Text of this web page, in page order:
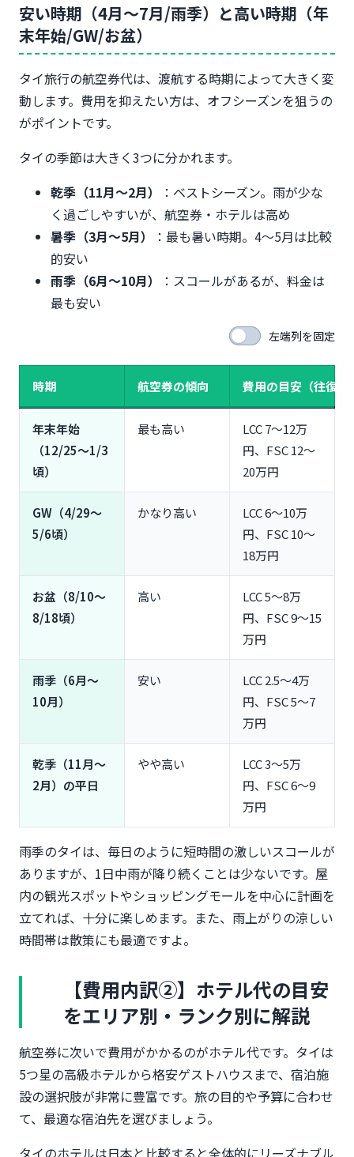
安い時期（4月〜7月/雨季）と高い時期（年
末年始/GW/お盆）
タイ旅行の航空券代は、渡航する時期によって大きく変
動します。費用を抑えたい方は、オフシーズンを狙うの
がポイントです。
タイの季節は大きく3つに分かれます。
乾季（11月〜2月）
：ベストシーズン。雨が少な
く過ごしやすいが、航空券・ホテルは高め
暑季（3月〜5月）
：最も暑い時期。4〜5月は比較
的安い
雨季（6月〜10月）
：スコールがあるが、料金は
最も安い
左端列を固定
時期 航空券の傾向 費用の目安（往復）
年末年始
（12/25〜1/3
頃）
最も高い
LCC 7〜12万
円、FSC 12〜
20万円
GW（4/29〜
5/6頃）
かなり高い
LCC 6〜10万
円、FSC 10〜
18万円
お盆（8/10〜
8/18頃）
高い
LCC 5〜8万
円、FSC 9〜15
万円
雨季（6月〜
10月）
安い
LCC 2.5〜4万
円、FSC 5〜7
万円
乾季（11月〜
2月）の平日
やや高い
LCC 3〜5万
円、FSC 6〜9
万円
雨季のタイは、毎日のように短時間の激しいスコールが
ありますが、1日中雨が降り続くことは少ないです。屋
内の観光スポットやショッピングモールを中心に計画を
立てれば、十分に楽しめます。また、雨上がりの涼しい
時間帯は散策にも最適ですよ。
【費用内訳②】ホテル代の目安
をエリア別・ランク別に解説
航空券に次いで費用がかかるのがホテル代です。タイは
5つ星の高級ホテルから格安ゲストハウスまで、宿泊施
設の選択肢が非常に豊富です。旅の目的や予算に合わせ
て、最適な宿泊先を選びましょう。
タイのホテルは日本と比較すると全体的にリーズナブル